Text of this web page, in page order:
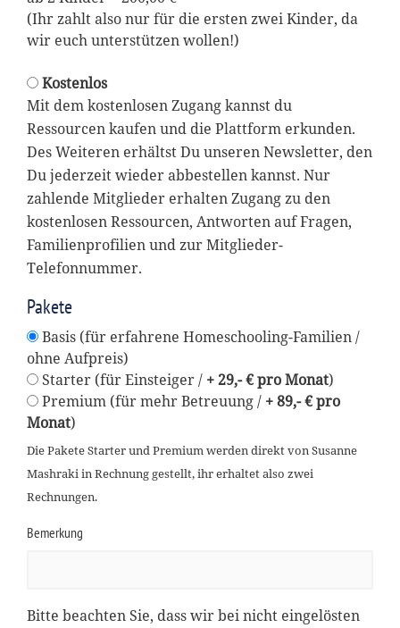
(Ihr zahlt also nur für die ersten zwei Kinder, da
wir euch unterstützen wollen!)
Kostenlos
Mit dem kostenlosen Zugang kannst du
Ressourcen kaufen und die Plattform erkunden.
Des Weiteren erhältst Du unseren Newsletter, den
Du jederzeit wieder abbestellen kannst. Nur
zahlende Mitglieder erhalten Zugang zu den
kostenlosen Ressourcen, Antworten auf Fragen,
Familienprofilien und zur Mitglieder-
Telefonnummer.
Pakete
Basis (für erfahrene Homeschooling-Familien /
ohne Aufpreis)
Starter (für Einsteiger / + 29,- € pro Monat)
Premium (für mehr Betreuung / + 89,- € pro
Monat)
Die Pakete Starter und Premium werden direkt von Susanne
Mashraki in Rechnung gestellt, ihr erhaltet also zwei
Rechnungen.
Bemerkung
Bitte beachten Sie, dass wir bei nicht eingelösten